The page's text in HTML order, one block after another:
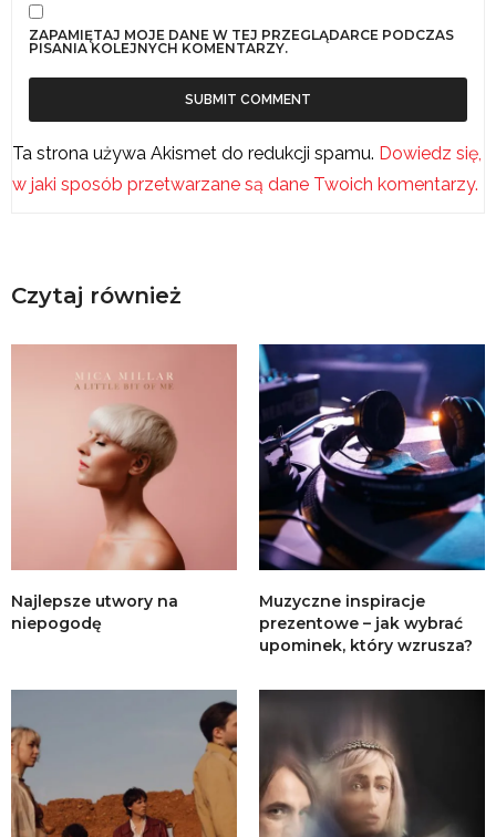
ZAPAMIĘTAJ MOJE DANE W TEJ PRZEGLĄDARCE PODCZAS
PISANIA KOLEJNYCH KOMENTARZY.
Ta strona używa Akismet do redukcji spamu. Dowiedz się,
w jaki sposób przetwarzane są dane Twoich komentarzy.
Czytaj również
Najlepsze utwory na
niepogodę
Muzyczne inspiracje
prezentowe – jak wybrać
upominek, który wzrusza?